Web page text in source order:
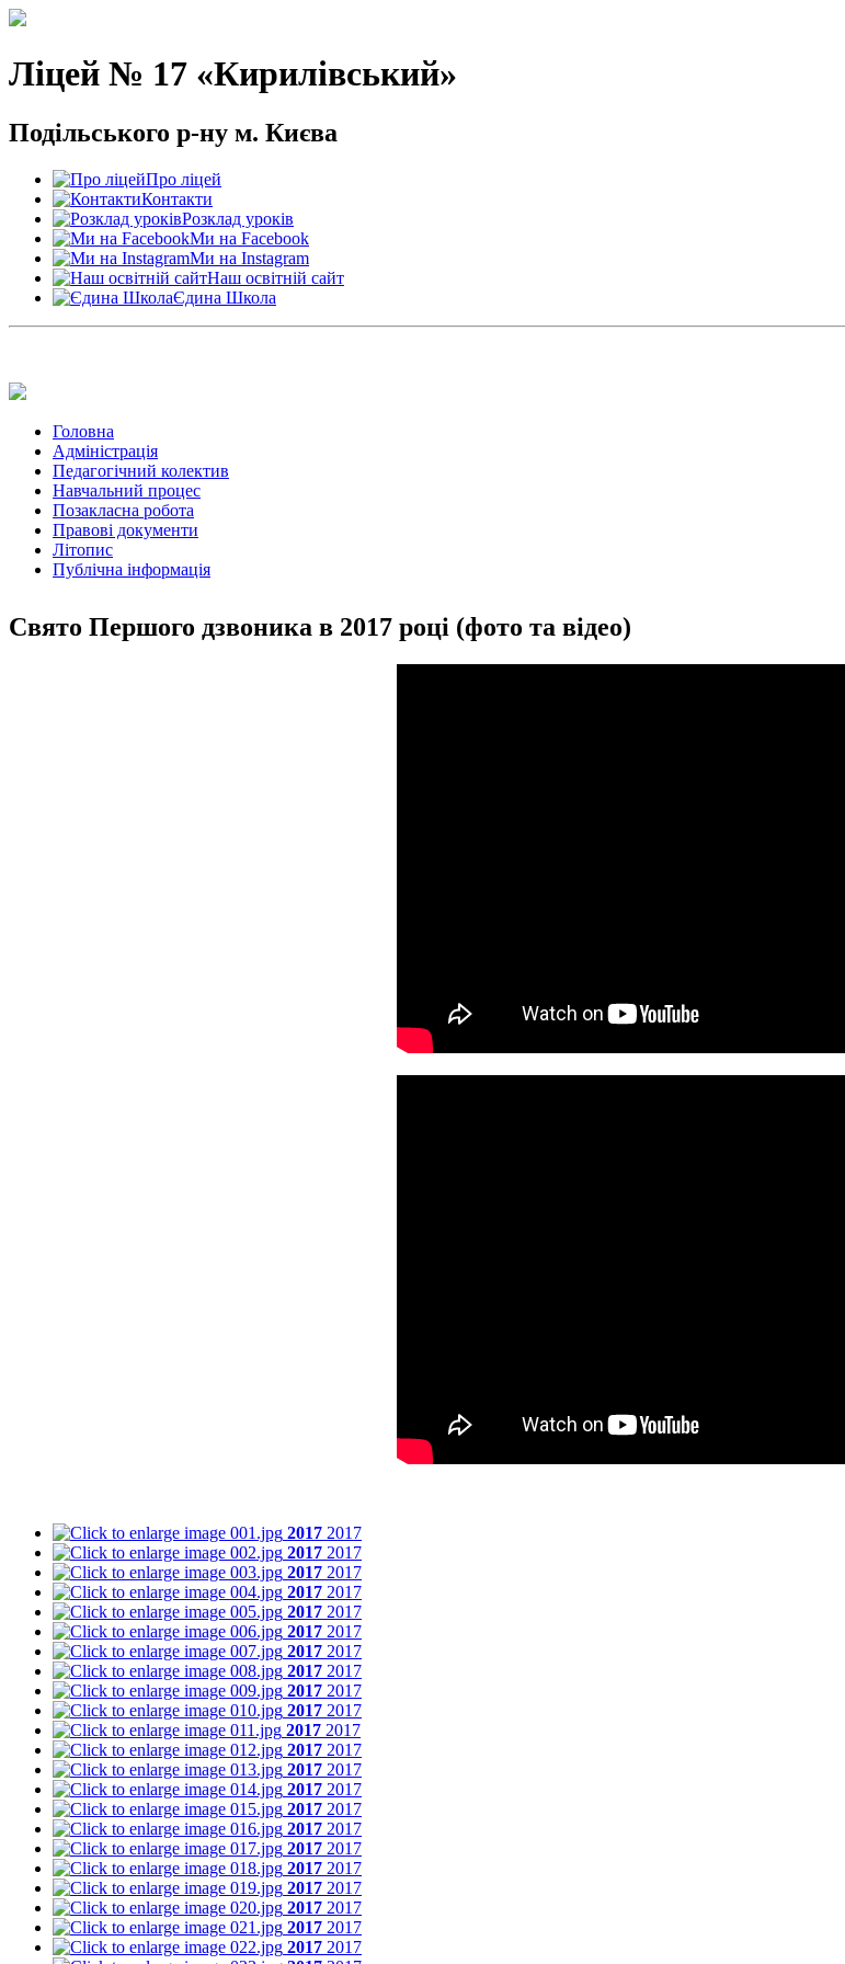
Ліцей № 17 «Кирилівський»
Подільського р-ну м. Києва
Про ліцей
Контакти
Розклад уроків
Ми на Facebook
Ми на Instagram
Наш освітній сайт
Єдина Школа
Головна
Адміністрація
Педагогічний колектив
Навчальний процес
Позакласна робота
Правові документи
Літопис
Публічна інформація
Свято Першого дзвоника в 2017 році (фото та відео)
2017 2017
2017 2017
2017 2017
2017 2017
2017 2017
2017 2017
2017 2017
2017 2017
2017 2017
2017 2017
2017 2017
2017 2017
2017 2017
2017 2017
2017 2017
2017 2017
2017 2017
2017 2017
2017 2017
2017 2017
2017 2017
2017 2017